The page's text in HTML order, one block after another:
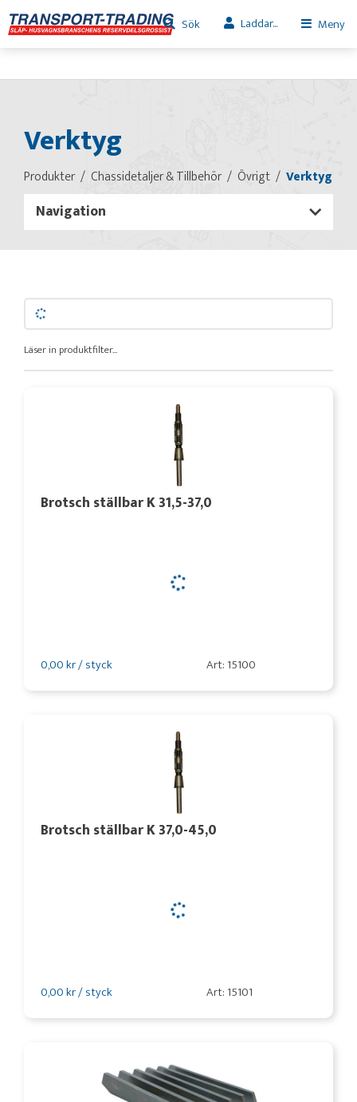
Sök Laddar... Meny
Verktyg
Produkter Chassidetaljer & Tillbehör Övrigt Verktyg
Navigation
Läser in produktfilter...
Brotsch ställbar K 31,5-37,0
0,00 kr / styck Art: 15100
Brotsch ställbar K 37,0-45,0
0,00 kr / styck Art: 15101